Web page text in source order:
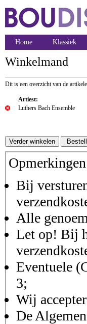
Home Klassiek
Winkelmand
Dit is een overzicht van de
Artiest:
Luthers Bach Ensemble
Bij
Alle
Let op! Bij
Eventuele
3;
Wij
De